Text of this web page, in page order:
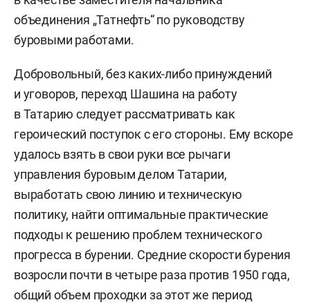
объединения „Татнефть“ по руководству
буровыми работами.
Добровольный, без каких-либо принуждений
и уговоров, переход Шашина на работу
в Татарию следует рассматривать как
героический поступок с его стороны. Ему вскоре
удалось взять в свои руки все рычаги
управления буровым делом Татарии,
выработать свою линию и техническую
политику, найти оптимальные практические
подходы к решению проблем технического
прогресса в бурении. Средние скорости бурения
возросли почти в четыре раза против 1950 года,
общий объем проходки за этот же период